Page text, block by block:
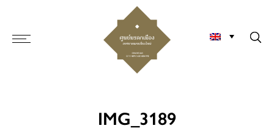
IMG_3189